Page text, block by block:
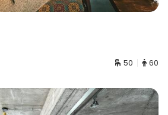
50 60